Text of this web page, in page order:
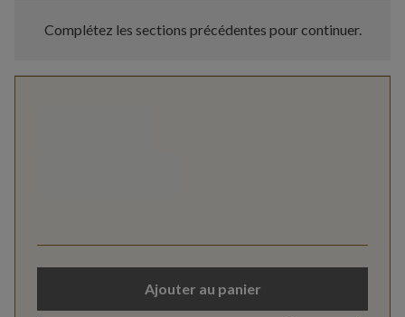
Complétez les sections précédentes pour continuer.
Ajouter au panier